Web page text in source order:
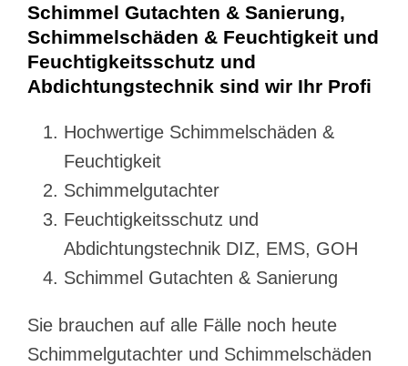
Schimmel Gutachten & Sanierung,
Schimmelschäden & Feuchtigkeit und
Feuchtigkeitsschutz und
Abdichtungstechnik sind wir Ihr Profi
Hochwertige Schimmelschäden &
Feuchtigkeit
Schimmelgutachter
Feuchtigkeitsschutz und
Abdichtungstechnik DIZ, EMS, GOH
Schimmel Gutachten & Sanierung
Sie brauchen auf alle Fälle noch heute
Schimmelgutachter und Schimmelschäden